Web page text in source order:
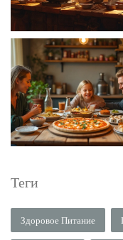
Теги
Здоровое Питание